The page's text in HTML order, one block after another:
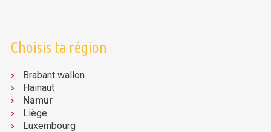
Choisis ta région
Brabant wallon
Hainaut
Namur
Liège
Luxembourg